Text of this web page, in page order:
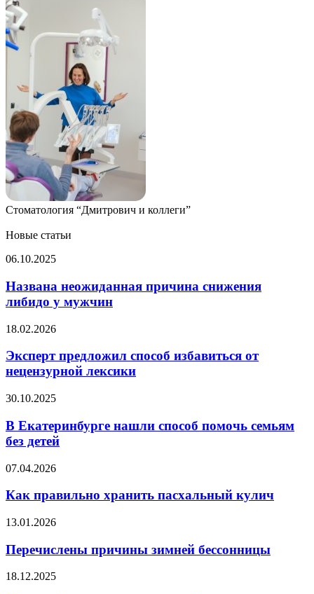
Стоматология “Дмитрович и коллеги”
Новые статьи
Названа
причина
снижения
либидо
мужчин
06.10.2025
Названа неожиданная причина снижения
либидо у мужчин
Эксперт
способ
избавиться
от
лексики
18.02.2026
Эксперт предложил способ избавиться от
нецензурной лексики
В
нашли
способ
помочь
без
30.10.2025
В Екатеринбурге нашли способ помочь семьям
без детей
Как
хранить
пасхальный
кулич
07.04.2026
Как правильно хранить пасхальный кулич
Перечислены
зимней
бессонницы
13.01.2026
Перечислены причины зимней бессонницы
Оксана
18.12.2025